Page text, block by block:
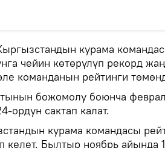
курама
чейин көтөрүлүп рекорд
команданын рейтинги
божомолу боюнча
ордун сактап калат.
курама командасы
келет. Былтыр ноябрь айында